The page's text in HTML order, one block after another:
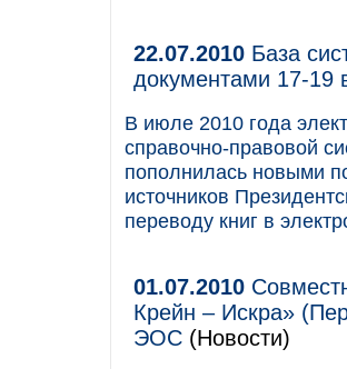
22.07.2010 База
документами 17-19
В июле 2010 года
справочно-правовой
пополнилась новыми
источников
переводу книг в
01.07.2010
Крейн – Искра»
ЭОС (Новости)